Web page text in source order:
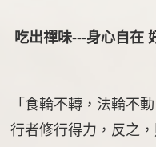
吃出禪味---身心自在
「食輪不轉，法輪不
行者修行得力，反之